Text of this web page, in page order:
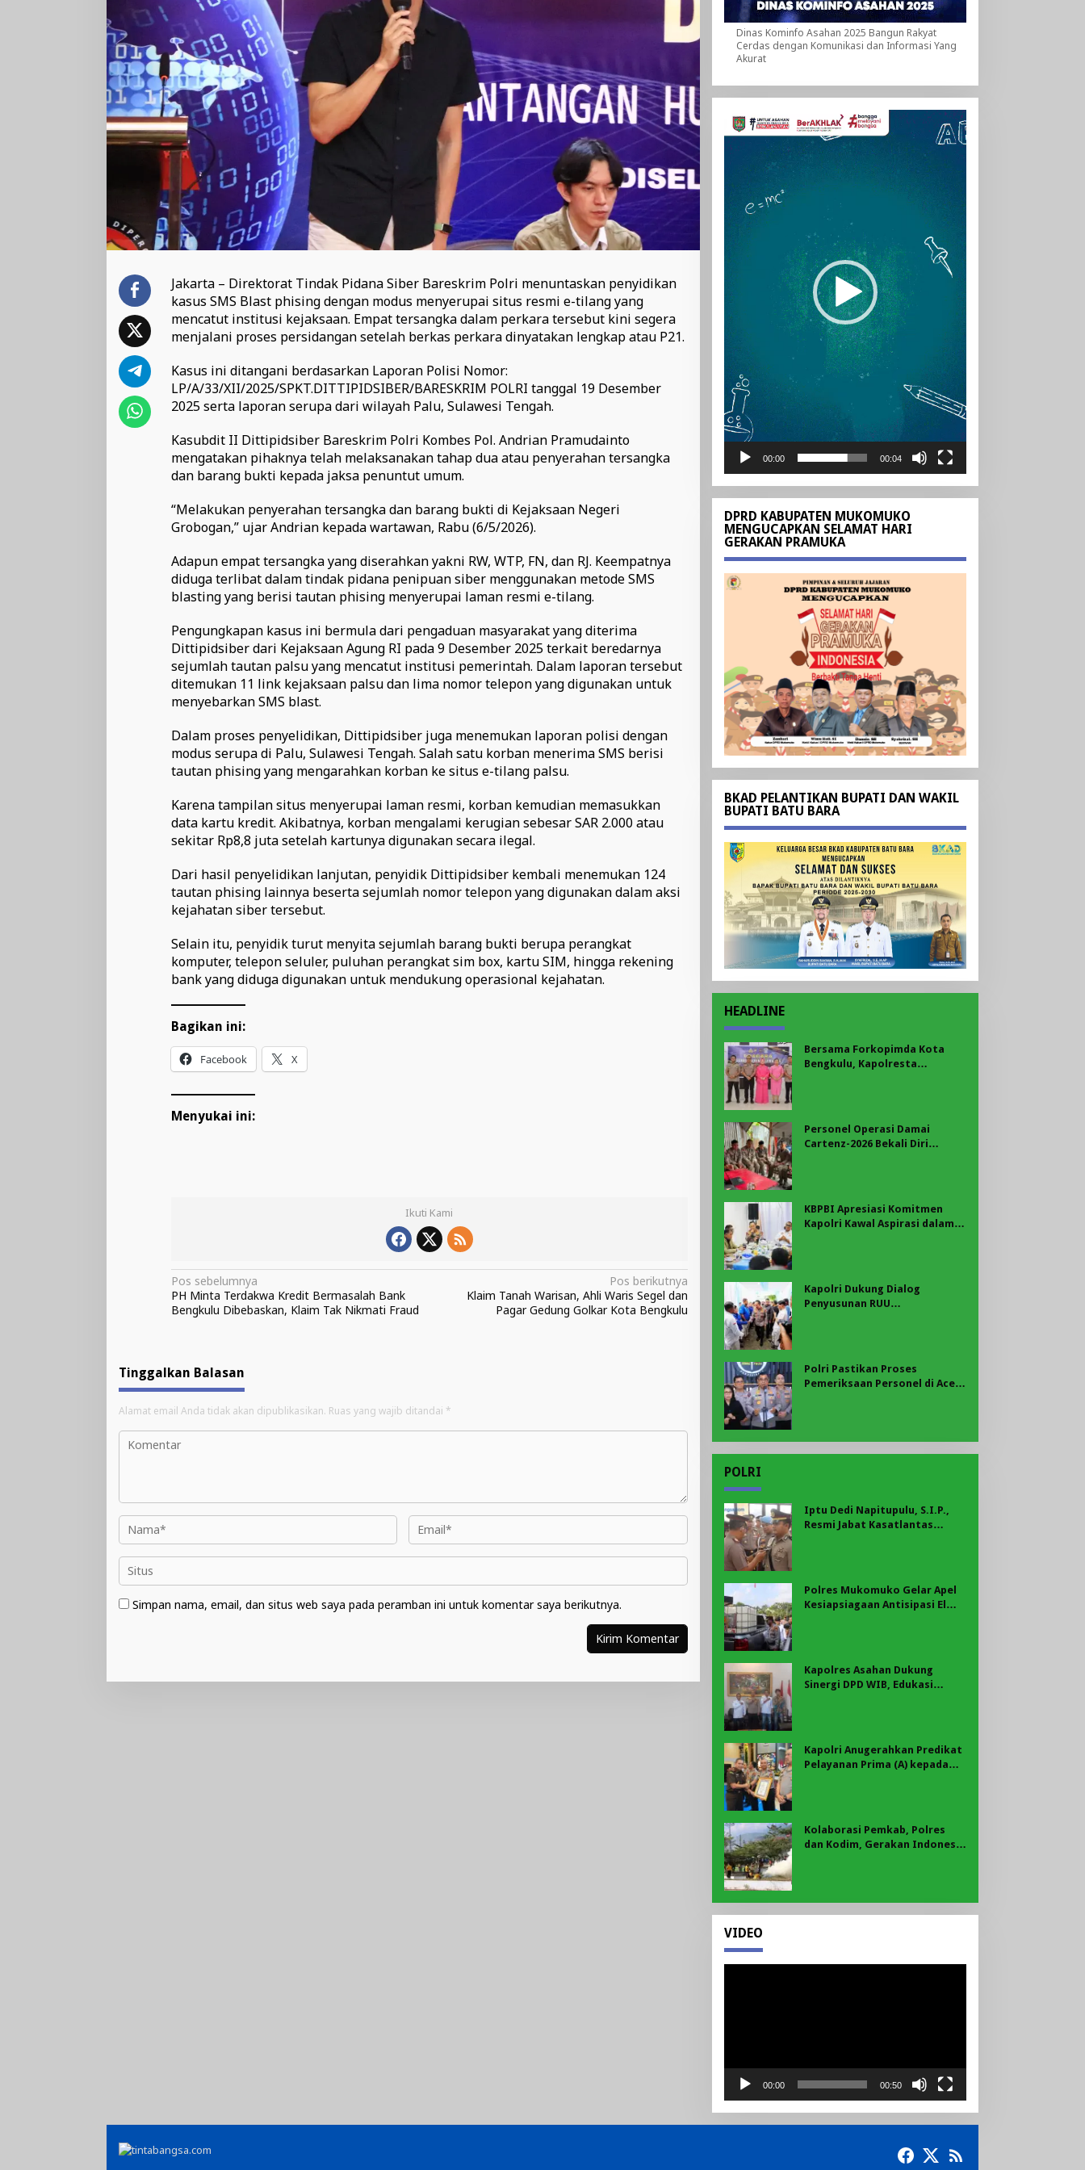
Jakarta – Direktorat Tindak Pidana Siber Bareskrim Polri menuntaskan penyidikan
kasus SMS Blast phising dengan modus menyerupai situs resmi e-tilang yang
mencatut institusi kejaksaan. Empat tersangka dalam perkara tersebut kini segera
menjalani proses persidangan setelah berkas perkara dinyatakan lengkap atau P21.
Kasus ini ditangani berdasarkan Laporan Polisi Nomor:
LP/A/33/XII/2025/SPKT.DITTIPIDSIBER/BARESKRIM POLRI tanggal 19 Desember
2025 serta laporan serupa dari wilayah Palu, Sulawesi Tengah.
Kasubdit II Dittipidsiber Bareskrim Polri Kombes Pol. Andrian Pramudainto
mengatakan pihaknya telah melaksanakan tahap dua atau penyerahan tersangka
dan barang bukti kepada jaksa penuntut umum.
“Melakukan penyerahan tersangka dan barang bukti di Kejaksaan Negeri
Grobogan,” ujar Andrian kepada wartawan, Rabu (6/5/2026).
Adapun empat tersangka yang diserahkan yakni RW, WTP, FN, dan RJ. Keempatnya
diduga terlibat dalam tindak pidana penipuan siber menggunakan metode SMS
blasting yang berisi tautan phising menyerupai laman resmi e-tilang.
Pengungkapan kasus ini bermula dari pengaduan masyarakat yang diterima
Dittipidsiber dari Kejaksaan Agung RI pada 9 Desember 2025 terkait beredarnya
sejumlah tautan palsu yang mencatut institusi pemerintah. Dalam laporan tersebut
ditemukan 11 link kejaksaan palsu dan lima nomor telepon yang digunakan untuk
menyebarkan SMS blast.
Dalam proses penyelidikan, Dittipidsiber juga menemukan laporan polisi dengan
modus serupa di Palu, Sulawesi Tengah. Salah satu korban menerima SMS berisi
tautan phising yang mengarahkan korban ke situs e-tilang palsu.
Karena tampilan situs menyerupai laman resmi, korban kemudian memasukkan
data kartu kredit. Akibatnya, korban mengalami kerugian sebesar SAR 2.000 atau
sekitar Rp8,8 juta setelah kartunya digunakan secara ilegal.
Dari hasil penyelidikan lanjutan, penyidik Dittipidsiber kembali menemukan 124
tautan phising lainnya beserta sejumlah nomor telepon yang digunakan dalam aksi
kejahatan siber tersebut.
Selain itu, penyidik turut menyita sejumlah barang bukti berupa perangkat
komputer, telepon seluler, puluhan perangkat sim box, kartu SIM, hingga rekening
bank yang diduga digunakan untuk mendukung operasional kejahatan.
Bagikan ini:
Facebook X
Menyukai ini:
Ikuti Kami
Navigasi
pos
Pos sebelumnya
PH Minta Terdakwa Kredit Bermasalah Bank
Bengkulu Dibebaskan, Klaim Tak Nikmati Fraud
Pos berikutnya
Klaim Tanah Warisan, Ahli Waris Segel dan
Pagar Gedung Golkar Kota Bengkulu
Tinggalkan Balasan
Alamat email Anda tidak akan dipublikasikan. Ruas yang wajib ditandai *
Simpan nama, email, dan situs web saya pada peramban ini untuk komentar saya berikutnya.
Dinas Kominfo Asahan 2025 Bangun Rakyat
Cerdas dengan Komunikasi dan Informasi Yang
Akurat
Pemutar
Video
00:00 00:04
DPRD KABUPATEN MUKOMUKO
MENGUCAPKAN SELAMAT HARI
GERAKAN PRAMUKA
BKAD PELANTIKAN BUPATI DAN WAKIL
BUPATI BATU BARA
HEADLINE
Bersama Forkopimda Kota
Bengkulu, Kapolresta
Personel Operasi Damai
Cartenz-2026 Bekali Diri
KBPBI Apresiasi Komitmen
Kapolri Kawal Aspirasi dalam
Kapolri Dukung Dialog
Penyusunan RUU
Polri Pastikan Proses
Pemeriksaan Personel di Aceh
POLRI
Iptu Dedi Napitupulu, S.I.P.,
Resmi Jabat Kasatlantas
Polres Mukomuko Gelar Apel
Kesiapsiagaan Antisipasi El
Kapolres Asahan Dukung
Sinergi DPD WIB, Edukasi
Kapolri Anugerahkan Predikat
Pelayanan Prima (A) kepada
Kolaborasi Pemkab, Polres
dan Kodim, Gerakan Indonesia
VIDEO
00:00 00:50